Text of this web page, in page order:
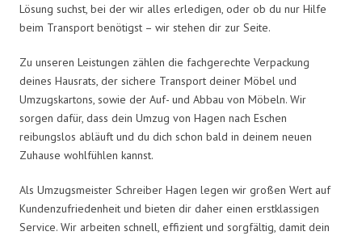
Lösung suchst, bei der wir alles erledigen, oder ob du nur Hilfe
beim Transport benötigst – wir stehen dir zur Seite.
Zu unseren Leistungen zählen die fachgerechte Verpackung
deines Hausrats, der sichere Transport deiner Möbel und
Umzugskartons, sowie der Auf- und Abbau von Möbeln. Wir
sorgen dafür, dass dein Umzug von Hagen nach Eschen
reibungslos abläuft und du dich schon bald in deinem neuen
Zuhause wohlfühlen kannst.
Als Umzugsmeister Schreiber Hagen legen wir großen Wert auf
Kundenzufriedenheit und bieten dir daher einen erstklassigen
Service. Wir arbeiten schnell, effizient und sorgfältig, damit dein